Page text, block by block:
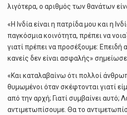
λιγότερα, ο αριθμός των θανάτων
«Η Ινδία είναι η πατρίδα μου και η
παγκόσμια κοινότητα, πρέπει να
γιατί πρέπει να προσέξουμε: Επειδή
κανείς δεν είναι ασφαλής» σημείωσε.
«Και καταλαβαίνω ότι πολλοί
θυμωμένοι όταν σκέφτονται γιατί
από την αρχή; Γιατί συμβαίνει αυτό;
αντιμετωπίσουμε. Θα το